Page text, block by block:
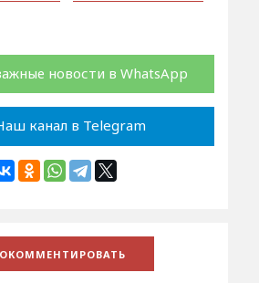
новости в WhatsApp
канал в Telegram